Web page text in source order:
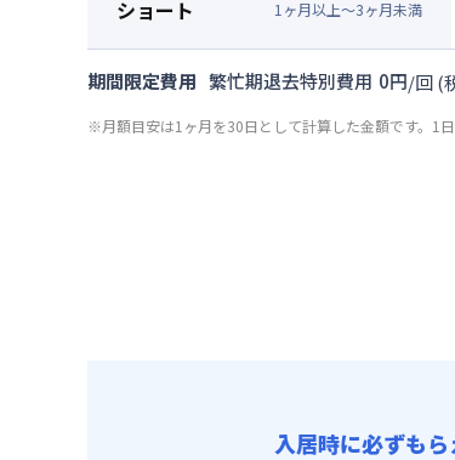
ショート 1 ヶ月以上～3ヶ月未満
期間限定費用 繁忙期退去特別費用 0円/回(
※月額目安は1ヶ月を30日として計算した金額です。1
入居時に必ずもら